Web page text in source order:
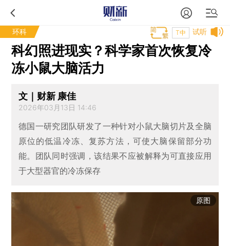
环科 试听
T中
科幻照进现实？科学家首次恢复冷
冻小鼠大脑活力
文｜财新 康佳
2026年03月13日 14:46
德国一研究团队研发了一种针对小鼠大脑切片及全脑
原位的低温冷冻、复苏方法，可使大脑保留部分功
能。团队同时强调，该结果不应被解释为可直接应用
于大型器官的冷冻保存
原图